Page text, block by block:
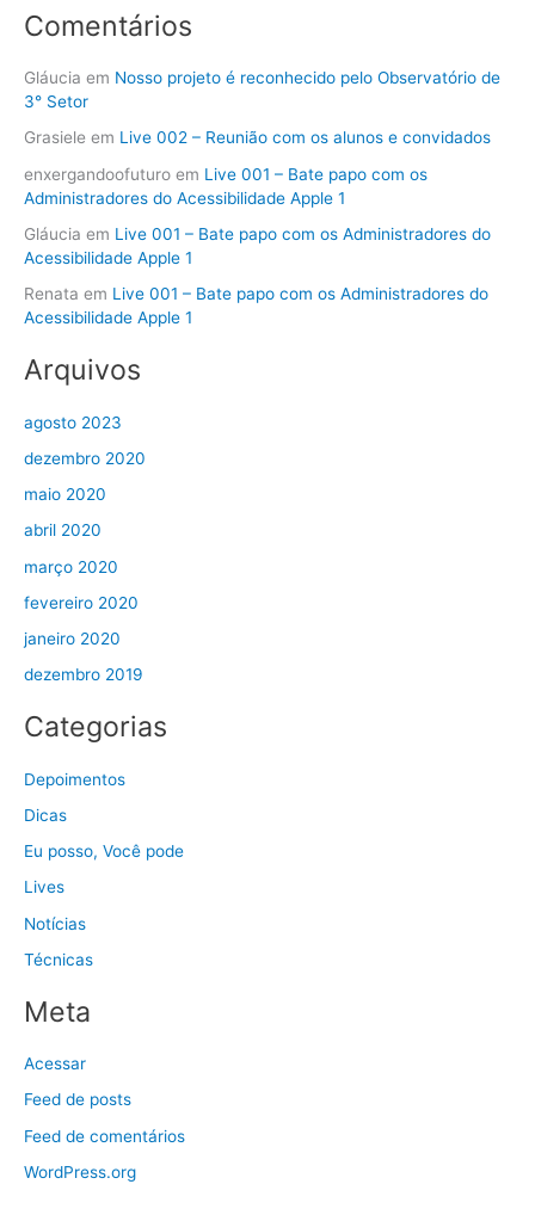
rComentários
Gláucia em Nosso projeto é reconhecido pelo Observatório de
3° Setor
Grasiele em Live 002 – Reunião com os alunos e convidados
enxergandoofuturo em Live 001 – Bate papo com os
Administradores do Acessibilidade Apple 1
Gláucia em Live 001 – Bate papo com os Administradores do
Acessibilidade Apple 1
Renata em Live 001 – Bate papo com os Administradores do
Acessibilidade Apple 1
Arquivos
agosto 2023
dezembro 2020
maio 2020
abril 2020
março 2020
fevereiro 2020
janeiro 2020
dezembro 2019
Categorias
Depoimentos
Dicas
Eu posso, Você pode
Lives
Notícias
Técnicas
Meta
Acessar
Feed de posts
Feed de comentários
WordPress.org